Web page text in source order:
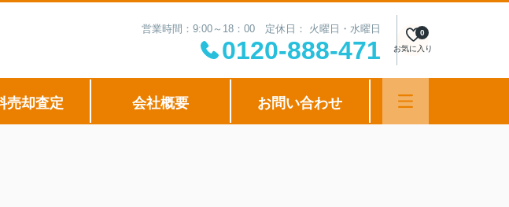
営業時間：9:00～18：00 定休日： 火曜日・水曜日
0120-888-471 お気に入り
0
売却査定 会社概要 お問い合わせ